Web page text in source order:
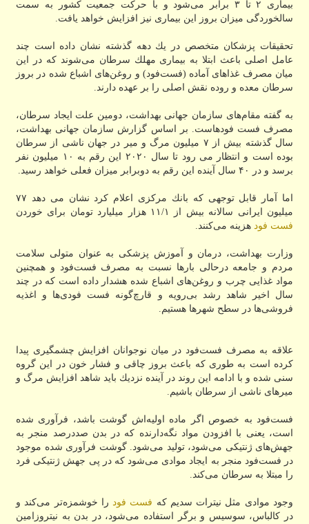
بیماری ۲ تا ۳ برابر می‌شود و با حركت جمعیت كشور به سمت
سالخوردگی میزان بروز این بیماری نیز افزایش خواهد یافت.
تحقیقات پزشكان متخصص در یك دهه گذشته نشان داده است چند
عامل اصلی باعث ابتلا به بیماری مهلك سرطان می‌شوند كه در این
میان مصرف غذاهای آماده (فست‌فود) و روغن‌های اشباع شده در بروز
سرطان معده و روده نقش اصلی را بر عهده دارند.
به گفته مقام‌های سازمان جهانی بهداشت، دومین علت ایجاد سرطان،
مصرف فست فودهاست. بر اساس گزارش سازمان جهانی بهداشت،
سال گذشته بیش از ۷ میلیون مرگ و میر در جهان ناشی از سرطان
بوده است و انتظار می رود تا سال ۲۰۲۰ این رقم به ۱۰ میلیون نفر
برسد و در ۴۰ سال آینده این رقم به دوبرابر میزان فعلی خواهد رسید.
اما آمار قابل توجهی كه بانك مركزی اعلام كرد نشان می دهد ۷۷
میلیون ایرانی سالانه بیش از ۱۱/۱ هزار میلیارد تومان برای خوردن
فست فود هزینه می‌كنند.
وزارت بهداشت، درمان و آموزش پزشكی به عنوان متولی سلامت
مردم و جامعه درحالی بارها نسبت به مصرف فست‌فود و همچنین
مواد غذایی چرب و روغن‌های اشباع شده هشدار داده است كه در چند
سال اخیر شاهد رشد بی‌رویه و قارچ‌گونه فست فودی‌ها و اغذیه
فروشی‌ها در سطح شهرها هستیم.
علاقه به مصرف فست‌فود در میان نوجوانان افزایش چشمگیری پیدا
كرده است به طوری كه باعث بروز چاقی و فشار خون در این گروه
سنی شده و با ادامه این روند در آینده نزدیك باید شاهد افزایش مرگ و
میرهای ناشی از سرطان باشیم.
فست‌فود به خصوص اگر ماده اولیه‌اش گوشت باشد، فرآوری شده
است، یعنی با افزودن مواد نگه‌دارنده كه در بدن صددرصد منجر به
جهش‌های ژنتیكی می‌شود، تولید می‌شود. گوشت فرآوری شده موجود
در فست‌فود منجر به ایجاد موادی می‌شود كه در پی جهش ژنتیكی فرد
را مبتلا به سرطان می‌كند.
وجود موادی مثل نیترات سدیم كه فست فود را خوشمزه‌تر می‌كند و
در كالباس، سوسیس و برگر استفاده می‌شود، در بدن به نیتروزامین